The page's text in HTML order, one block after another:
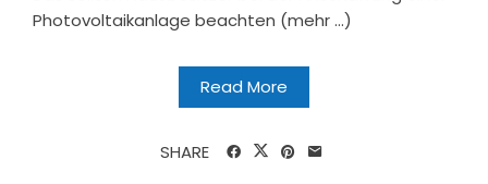
Photovoltaikanlage beachten (mehr …)
Read More
SHARE